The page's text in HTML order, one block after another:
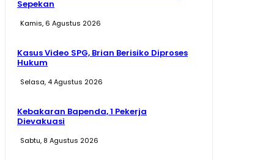
Sepekan
Kamis, 6 Agustus 2026
Kasus Video SPG, Brian Berisiko Diproses
Hukum
Selasa, 4 Agustus 2026
Kebakaran Bapenda, 1 Pekerja
Dievakuasi
Sabtu, 8 Agustus 2026